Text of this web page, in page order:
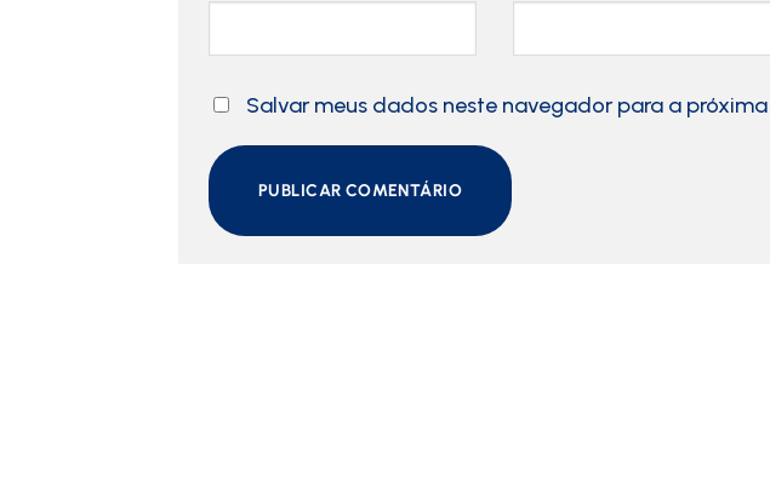
Salvar meus dados neste navegador para a